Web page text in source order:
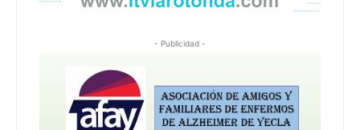
- Publicidad -